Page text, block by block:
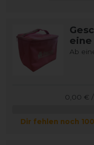
eine
Ab
0,00 € /
Dir fehlen noch